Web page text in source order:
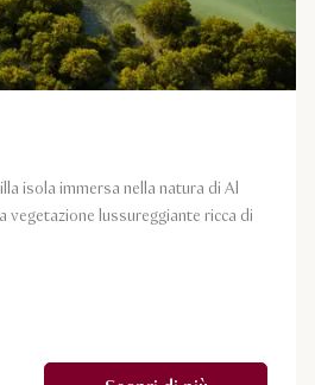
isola immersa nella natura di Al
vegetazione lussureggiante ricca di